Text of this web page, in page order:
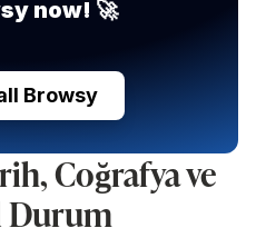
now! 🚀
Browsy
Coğrafya ve
Durum